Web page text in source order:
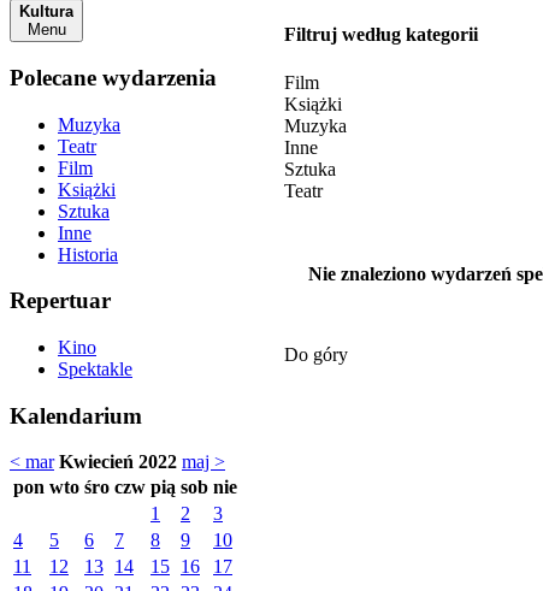
Kultura
Menu
Polecane wydarzenia
Muzyka
Teatr
Film
Książki
Sztuka
Inne
Historia
Repertuar
Kino
Spektakle
Kalendarium
< mar Kwiecień 2022 maj >
pon wto śro czw pią sob nie
1
2
3
4
5 6 7 8 9
10
11
12 13 14 15 16
17
Filtruj według kategorii
Film
Książki
Muzyka
Inne
Sztuka
Teatr
Nie znaleziono wydarzeń
Do góry